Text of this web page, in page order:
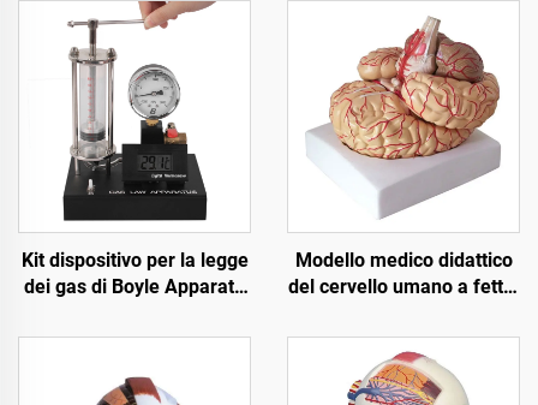
Kit dispositivo per la legge
dei gas di Boyle Apparato
attrezzature per
temperatura
Modello medico didattico
del cervello umano a fette,